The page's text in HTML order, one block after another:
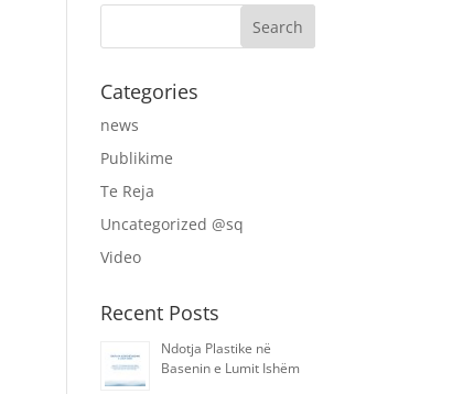
Categories
news
Publikime
Te Reja
Uncategorized @sq
Video
Recent Posts
Ndotja Plastike në
Basenin e Lumit Ishëm